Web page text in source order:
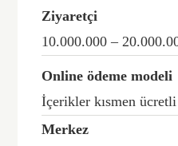
Ziyaretçi
10.000.000 –
Online ödeme modeli
İçerikler kısmen ücretli
Merkez